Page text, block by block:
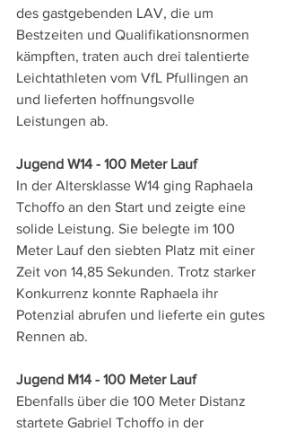
des gastgebenden LAV, die um
Bestzeiten und Qualifikationsnormen
kämpften, traten auch drei talentierte
Leichtathleten vom VfL Pfullingen an
und lieferten hoffnungsvolle
Leistungen ab.
Jugend W14 - 100 Meter Lauf
In der Altersklasse W14 ging Raphaela
Tchoffo an den Start und zeigte eine
solide Leistung. Sie belegte im 100
Meter Lauf den siebten Platz mit einer
Zeit von 14,85 Sekunden. Trotz starker
Konkurrenz konnte Raphaela ihr
Potenzial abrufen und lieferte ein gutes
Rennen ab.
Jugend M14 - 100 Meter Lauf
Ebenfalls über die 100 Meter Distanz
startete Gabriel Tchoffo in der